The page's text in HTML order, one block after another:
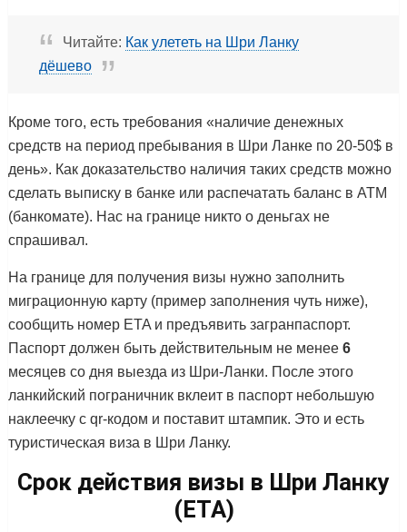
Читайте: Как улететь на Шри Ланку
дёшево
Кроме того, есть требования «наличие денежных
средств на период пребывания в Шри Ланке по 20-50$ в
день». Как доказательство наличия таких средств можно
сделать выписку в банке или распечатать баланс в ATM
(банкомате). Нас на границе никто о деньгах не
спрашивал.
На границе для получения визы нужно заполнить
миграционную карту (пример заполнения чуть ниже),
сообщить номер ETA и предъявить загранпаспорт.
Паспорт должен быть действительным не менее 6
месяцев со дня выезда из Шри-Ланки. После этого
ланкийский пограничник вклеит в паспорт небольшую
наклеечку с qr-кодом и поставит штампик. Это и есть
туристическая виза в Шри Ланку.
Срок действия визы в Шри Ланку
(ETA)